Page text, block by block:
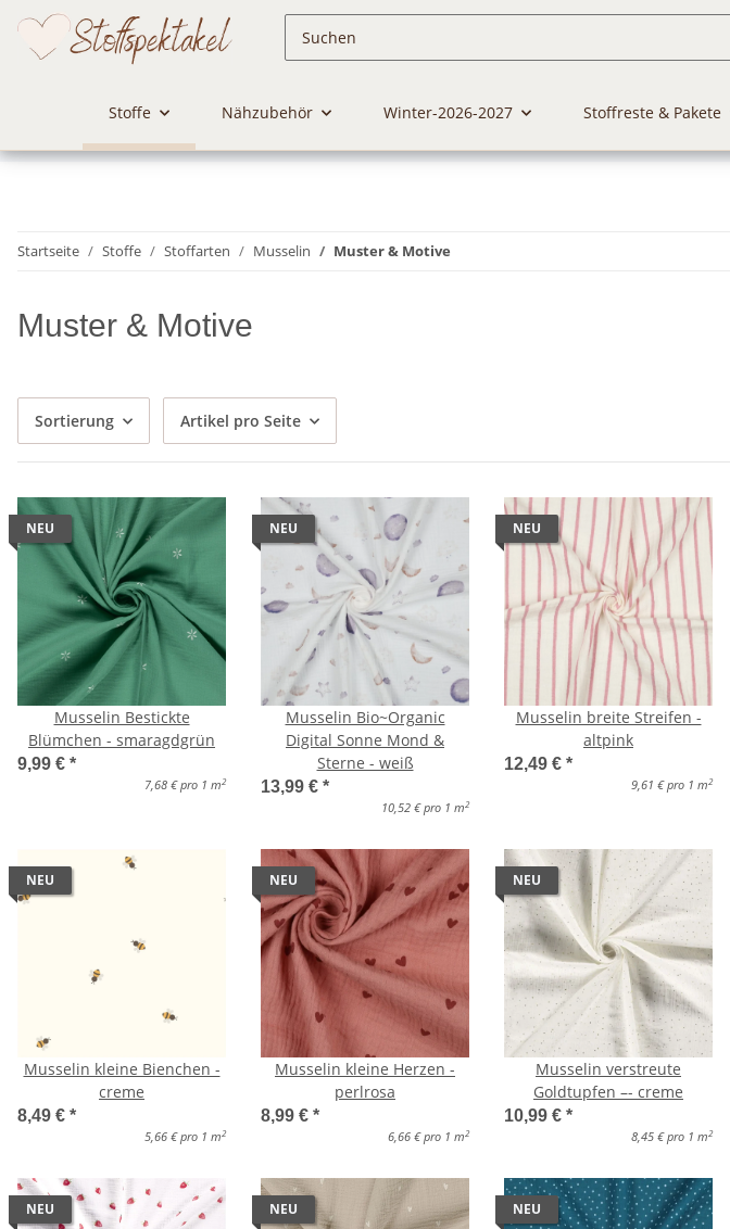
Stoffe Nähzubehör Winter-2026-2027 Stoffreste & Pakete
Startseite Stoffe Stoffarten Musselin Muster & Motive
Muster & Motive
Sortierung Artikel pro Seite
NEU
Musselin Bestickte
Blümchen - smaragdgrün
9,99 € *
7,68 € pro 1 m2
NEU
Musselin Bio~Organic
Digital Sonne Mond &
Sterne - weiß
13,99 € *
10,52 € pro 1 m2
NEU
Musselin breite Streifen -
altpink
12,49 € *
9,61 € pro 1 m2
NEU
Musselin kleine Bienchen -
creme
8,49 € *
5,66 € pro 1 m2
NEU
Musselin kleine Herzen -
perlrosa
8,99 € *
6,66 € pro 1 m2
NEU
Musselin verstreute
Goldtupfen –- creme
10,99 € *
8,45 € pro 1 m2
NEU NEU NEU